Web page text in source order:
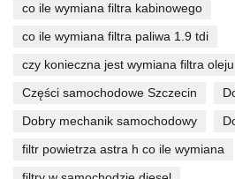
co ile wymiana filtra kabinowego
co ile wymiana filtra paliwa 1.9 tdi
czy konieczna jest wymiana filtra oleju
Części samochodowe Szczecin
Dobry mechanik samochodowy
filtr powietrza astra h co ile wymiana